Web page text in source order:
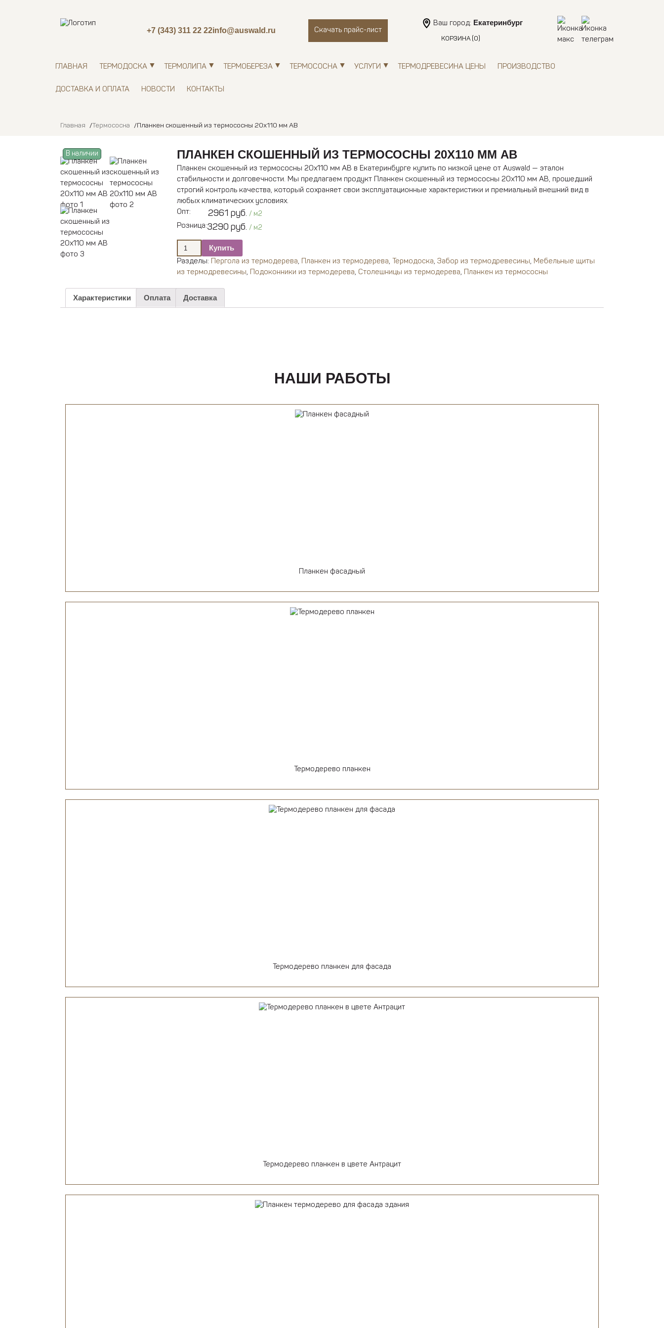
+7 (343) 311 22 22info@auswald.ru Скачать прайс-лист
Ваш город: Екатеринбург
КОРЗИНА (0)
ГЛАВНАЯ ТЕРМОДОСКА ТЕРМОЛИПА ТЕРМОБЕРЕЗА ТЕРМОСОСНА УСЛУГИ ТЕРМОДРЕВЕСИНА ЦЕНЫ ПРОИЗВОДСТВО
ДОСТАВКА И ОПЛАТА НОВОСТИ КОНТАКТЫ
Главная Термососна Планкен скошенный из термососны 20х110 мм АВ
ПЛАНКЕН СКОШЕННЫЙ ИЗ ТЕРМОСОСНЫ 20Х110 ММ АВ
Планкен скошенный из термососны 20х110 мм АВ в Екатеринбурге купить по низкой цене от Auswald — эталон
стабильности и долговечности. Мы предлагаем продукт Планкен скошенный из термососны 20х110 мм АВ, прошедший
строгий контроль качества, который сохраняет свои эксплуатационные характеристики и премиальный внешний вид в
любых климатических условиях.
Опт:
2961 руб. / м2
Розница:3290 руб. / м2
Купить
Разделы: Пергола из термодерева, Планкен из термодерева, Термодоска, Забор из термодревесины, Мебельные щиты
из термодревесины, Подоконники из термодерева, Столешницы из термодерева, Планкен из термососны
В наличии
Характеристики Оплата Доставка
НАШИ РАБОТЫ
Планкен фасадный
Термодерево планкен
Термодерево планкен для фасада
Термодерево планкен в цвете Антрацит